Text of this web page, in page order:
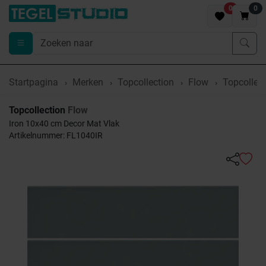
0 0
Startpagina Merken Topcollection Flow
Topcollection Flow
Iron 10x40 cm Decor Mat Vlak
Artikelnummer: FL1040IR